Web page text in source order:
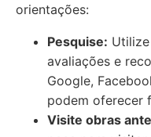
orientações:
Pesquise:
avaliações e
Google,
podem oferecer
Visite obras